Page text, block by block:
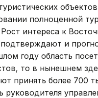
полноценной
интереса к
подтверждают и
году область
то в нынешнем
принять более 700
руководителя